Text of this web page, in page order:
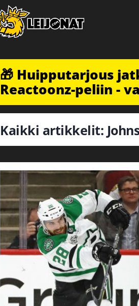
🎁 Huipputarjous
Reactoonz-peliin -
Kaikki artikkelit: